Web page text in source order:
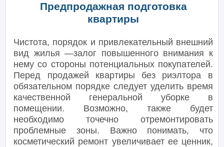
Предпродажная подготовка
квартиры
Чистота, порядок и привлекательный внешний
вид жилья —залог повышенного внимания к
нему со стороны потенциальных покупателей.
Перед продажей квартиры без риэлтора в
обязательном порядке следует уделить время
качественной генеральной уборке в
помещении. Возможно, также будет
необходимо точечно отремонтировать
проблемные зоны. Важно понимать, что
косметический ремонт увеличивает ее ценник,